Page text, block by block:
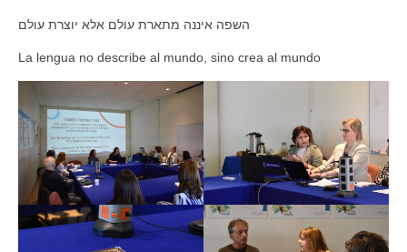
השפה איננה מתארת עולם אלא יוצרת עולם
La lengua no describe al mundo, sino crea al mundo